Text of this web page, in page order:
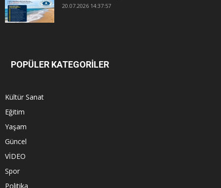
20.07.2026 14:37:57
POPÜLER KATEGORİLER
Kültür Sanat
Eğitim
Yaşam
Güncel
VİDEO
Spor
Politika